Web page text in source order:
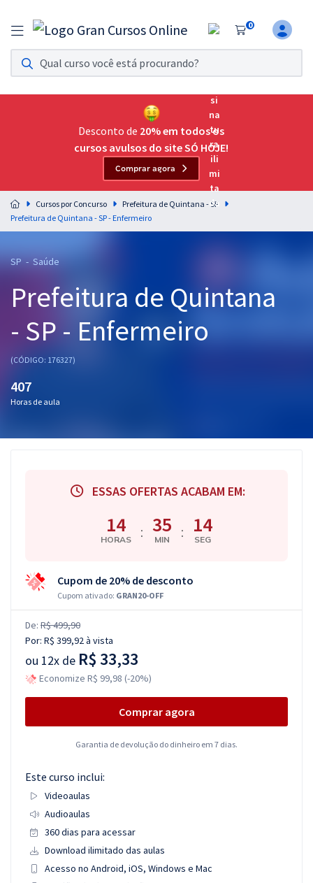
0
Assinatura Ilimitada 11
Acesso a todos os cursos. Teste grátis por 7 dias!
Assinatura OAB Até Passar
Acesso ilimitado a toda preparação para o Exame da
Residências Multiprofissionais
Preparação completa e intensiva para as principais
residências em saúde do Brasil
Cursos 20% OFF
Pós
Graduação
OAB
Conteúdo gratuito
Atendimento
Desconto de 20% em todos os
cursos avulsos do site SÓ HOJE!
Comprar agora
Cursos por Concurso
Prefeitura de Quintana - SP
Prefeitura de Quintana - SP - Enfermeiro
SP - Saúde
Prefeitura de Quintana
- SP - Enfermeiro
(CÓDIGO: 176327)
407
Horas de aula
ESSAS OFERTAS ACABAM EM:
14
HORAS : 35
MIN : 14
SEG
Cupom de 20% de desconto
Cupom ativado: GRAN20-OFF
De: R$ 499,90
Por: R$ 399,92à vista
ou 12x de R$ 33,33
Economize R$ 99,98 (-20%)
Comprar agora
Garantia de devolução do dinheiro em 7 dias.
Este curso inclui:
Videoaulas
Audioaulas
360 dias para acessar
Download ilimitado das aulas
Acesso no Android, iOS, Windows e Mac